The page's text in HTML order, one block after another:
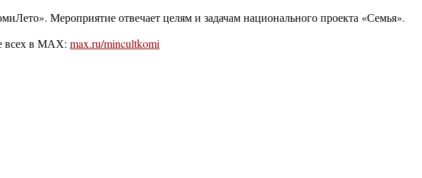
Мероприятие отвечает целям и задачам национального проекта «Семья».
всех в МАХ: max.ru/mincultkomi